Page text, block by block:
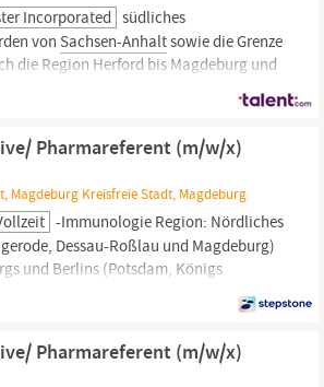
Incorporated südliches
von Sachsen-Anhaltsowie die Grenze
die Region Herford bis Magdeburg und
Zentrum bildet Hannover) für die
Als
(m/w/d) sind
Beratung und den Vertrieb von...
Pharmareferent (m/w/x)
Magdeburg Kreisfreie Stadt, Magdeburg
-Immunologie Region: Nördliches
Dessau-Roßlau und Magdeburg)
und Berlins (Potsdam, Königs
Treptow-Köpenik, Schönefeld)
Rolle übernehmen Sie die
Vertrieb unserer Produkte im
Pharmareferent (m/w/x)